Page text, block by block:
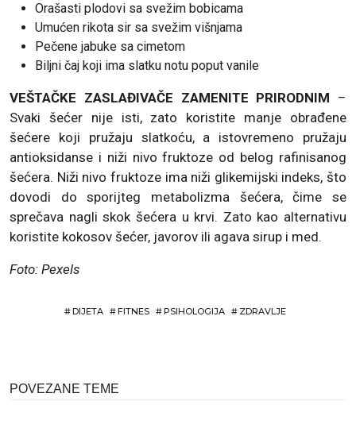
Orašasti plodovi sa svežim bobicama
Umućen rikota sir sa svežim višnjama
Pečene jabuke sa cimetom
Biljni čaj koji ima slatku notu poput vanile
VEŠTAČKE ZASLAĐIVAČE ZAMENITE PRIRODNIM –
Svaki šećer nije isti, zato koristite manje obrađene
šećere koji pružaju slatkoću, a istovremeno pružaju
antioksidanse i niži nivo fruktoze od belog rafinisanog
šećera. Niži nivo fruktoze ima niži glikemijski indeks, što
dovodi do sporijteg metabolizma šećera, čime se
sprečava nagli skok šećera u krvi. Zato kao alternativu
koristite kokosov šećer, javorov ili agava sirup i med.
Foto: Pexels
#DIJETA #FITNES #PSIHOLOGIJA # ZDRAVLJE
POVEZANE TEME